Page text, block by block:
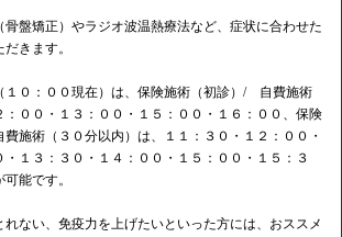
骨盤矯正）やラジオ波温熱療法など、症状に合わせた
きます。
１０：００現在）は、保険施術（初診）/ 自費施術
：００・１３：００・１５：００・１６：００、保険
施術（３０分以内）は、１１：３０・１２：００・
・１３：３０・１４：００・１５：００・１５：３
能です。
れない、免疫力を上げたいといった方には、おススメ